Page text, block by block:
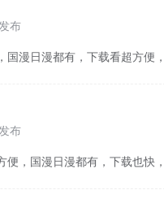
布
国漫日漫都有，下载看超方便
布
便，国漫日漫都有，下载也快